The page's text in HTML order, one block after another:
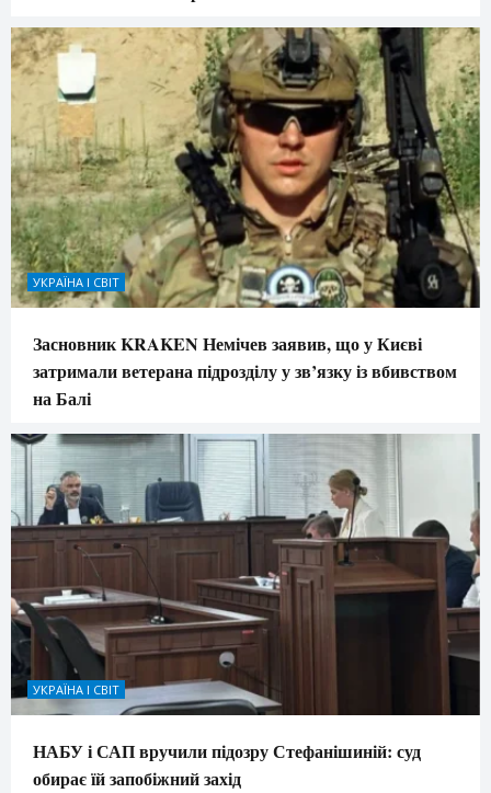
УКРАЇНА І СВІТ
Засновник KRAKEN Немічев заявив, що у Києві
затримали ветерана підрозділу у зв’язку із вбивством
на Балі
УКРАЇНА І СВІТ
НАБУ і САП вручили підозру Стефанішиній: суд
обирає їй запобіжний захід